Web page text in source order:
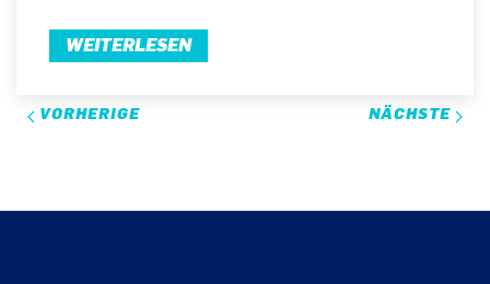
WEITERLESEN
VORHERIGE NÄCHSTE